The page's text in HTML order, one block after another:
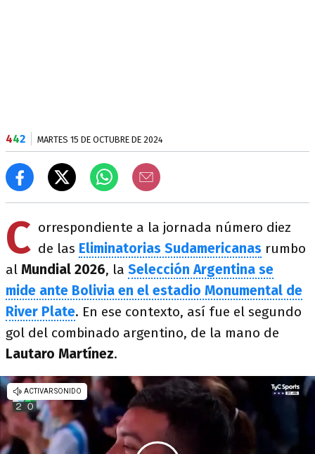
442 MARTES 15 DE OCTUBRE DE 2024
C orrespondiente a la jornada número diez
de las Eliminatorias Sudamericanas rumbo
al Mundial 2026, la Selección Argentina se
mide ante Bolivia en el estadio Monumental de
River Plate. En ese contexto, así fue el segundo
gol del combinado argentino, de la mano de
Lautaro Martínez.